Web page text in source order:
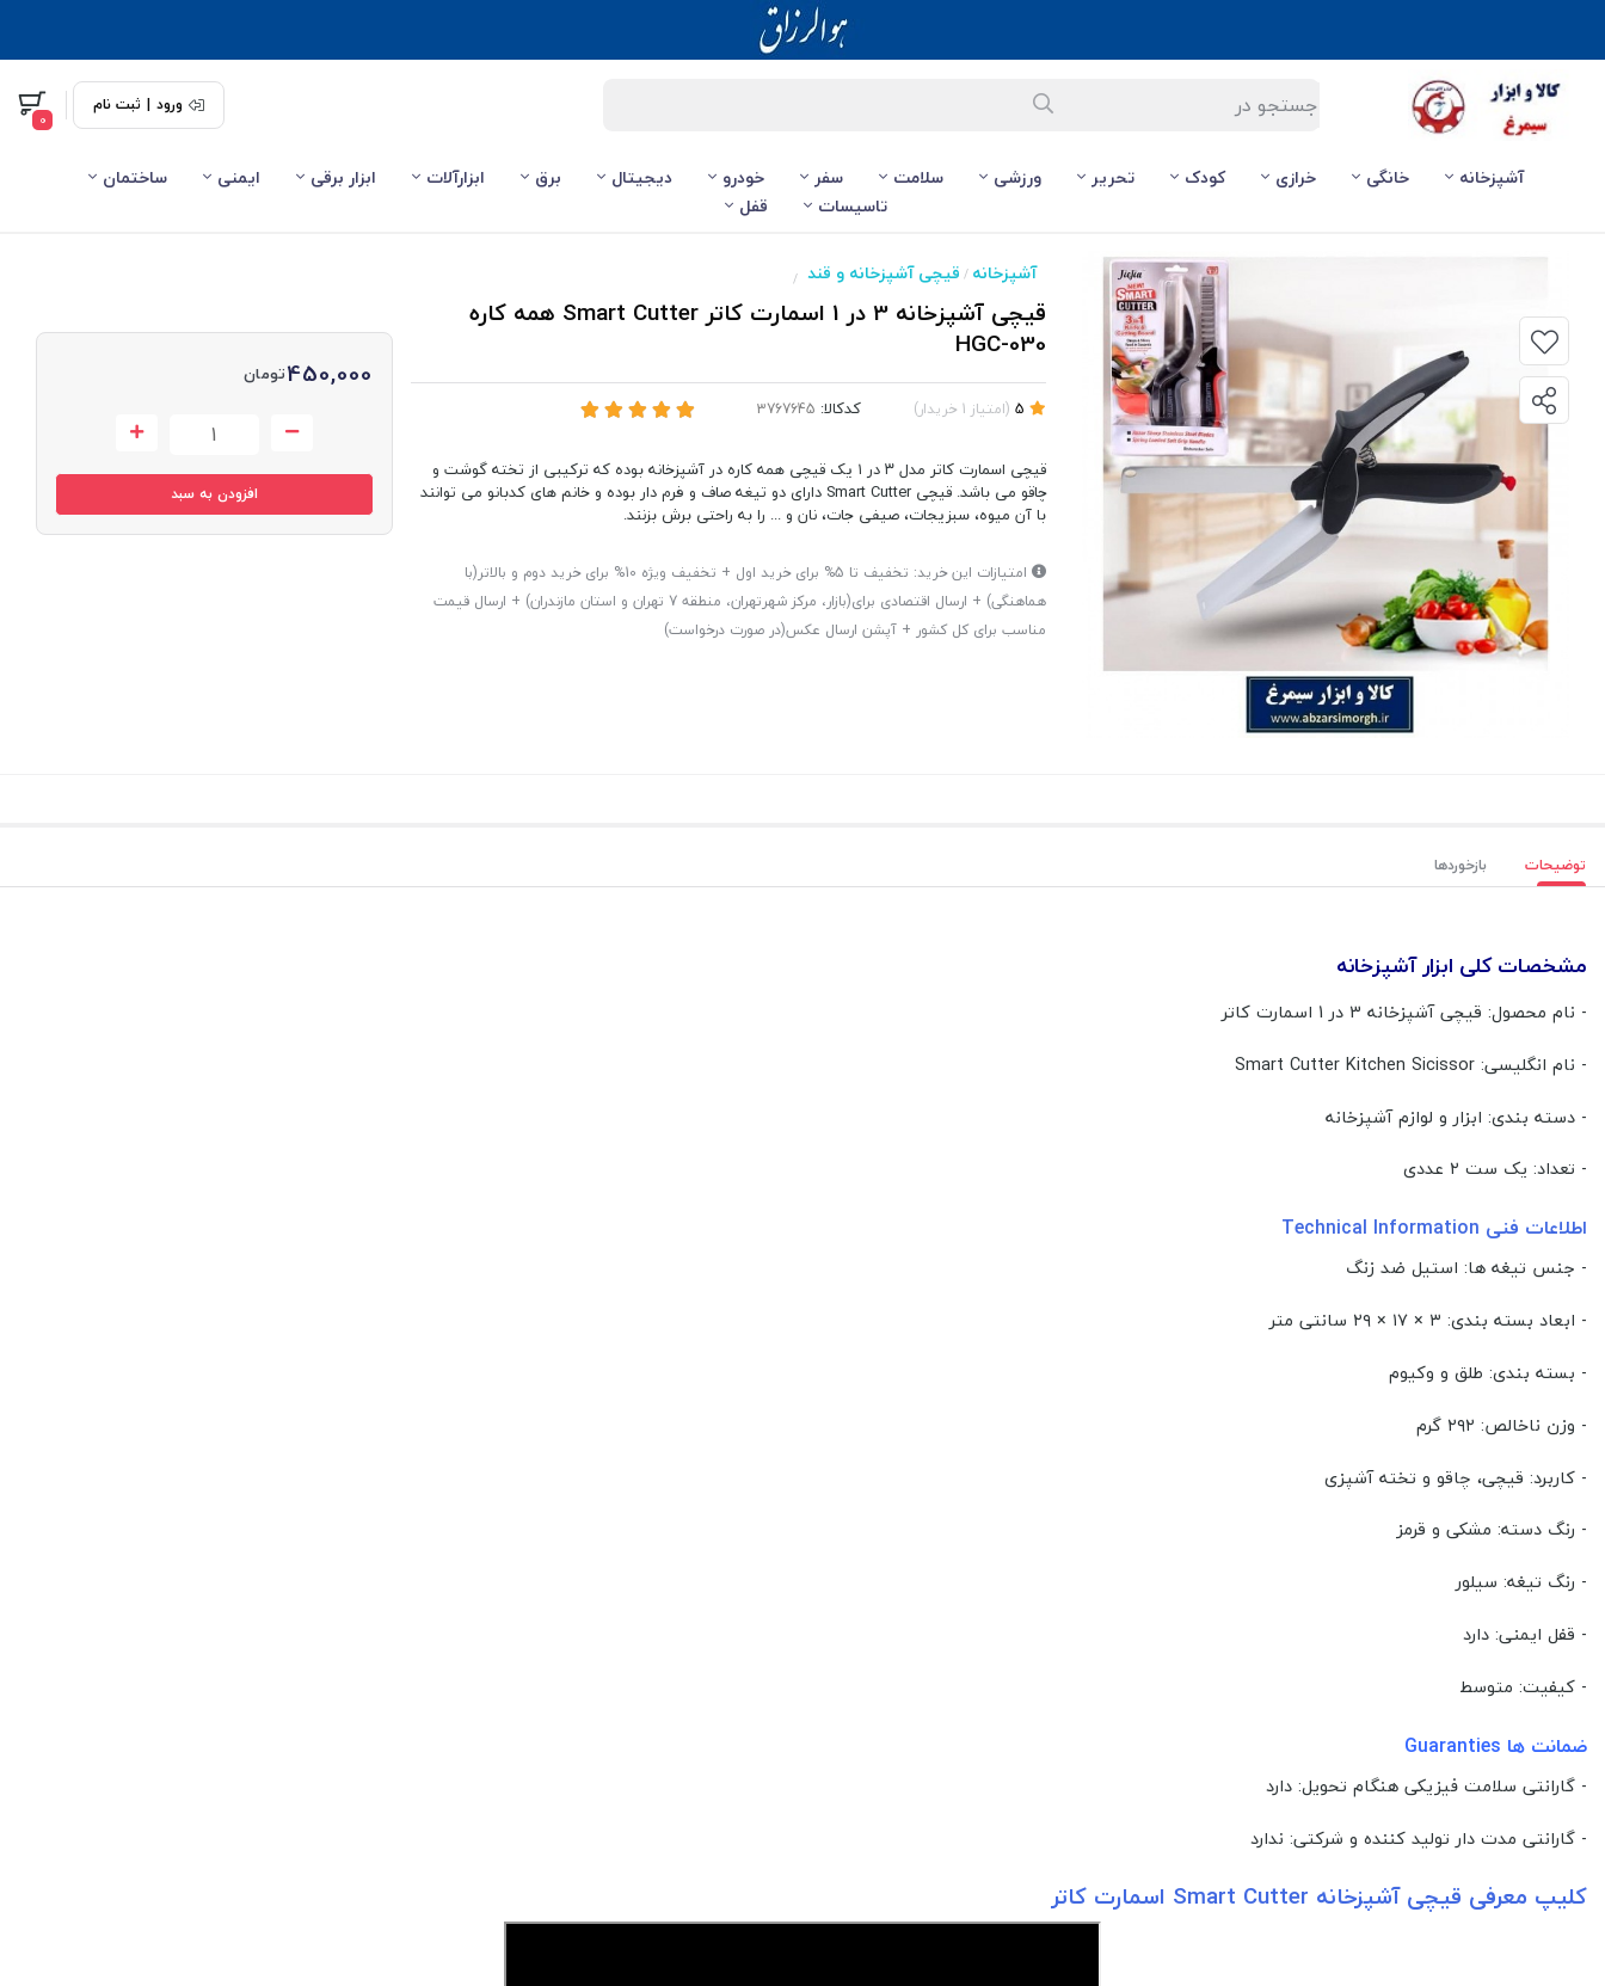
ورود | ثبت نام
0
آشپزخانه خانگی خرازی کودک تحریر ورزشی سلامت سفر خودرو دیجیتال برق ابزارآلات ابزار برقی ایمنی
ساختمان
تاسیسات
قفل
آشپزخانه / قیچی آشپزخانه و قند /
قیچی آشپزخانه 3 در 1 اسمارت کاتر Smart Cutter همه کاره
HGC-030
(امتیاز 1 خریدار) کدکالا:
قیچی اسمارت کاتر مدل ۳ در ۱ یک قیچی همه کاره در آشپزخانه بوده که ترکیبی از تخته گوشت و
چاقو می باشد. قیچی Smart Cutter دارای دو تیغه صاف و فرم دار بوده و خانم های کدبانو می توانند
با آن میوه، سبزیجات، صیفی جات، نان و ... را به راحتی برش بزنند.
امتیازات این خرید: تخفیف تا 5% برای خرید اول + تخفیف ویژه 10% برای خرید دوم و بالاتر(با
هماهنگی) + ارسال اقتصادی برای(بازار، مرکز شهرتهران، منطقه 7 تهران و استان مازندران) + ارسال قیمت
مناسب برای کل کشور + آپشن ارسال عکس(در صورت درخواست)
450,000تومان
افزودن به سبد
توضیحات بازخوردها
مشخصات کلی ابزار آشپزخانه
- نام محصول: قیچی آشپزخانه 3 در 1 اسمارت کاتر
- نام انگلیسی: Smart Cutter Kitchen Sicissor
- دسته بندی: ابزار و لوازم آشپزخانه
- تعداد: یک ست ۲ عددی
اطلاعات فنی Technical Information
- جنس تیغه ها: استیل ضد زنگ
- ابعاد بسته بندی: ۳ × ۱۷ × ۲۹ سانتی متر
- بسته بندی: طلق و وکیوم
- وزن ناخالص: ۲۹۲ گرم
- کاربرد: قیچی، چاقو و تخته آشپزی
- رنگ دسته: مشکی و قرمز
- رنگ تیغه: سیلور
- قفل ایمنی: دارد
- کیفیت: متوسط
ضمانت ها Guaranties
- گارانتی سلامت فیزیکی هنگام تحویل: دارد
- گارانتی مدت دار تولید کننده و شرکتی: ندارد
کلیپ معرفی قیچی آشپزخانه Smart Cutter اسمارت کاتر